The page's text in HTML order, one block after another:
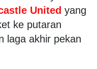
United yang
ke putaran
laga akhir pekan